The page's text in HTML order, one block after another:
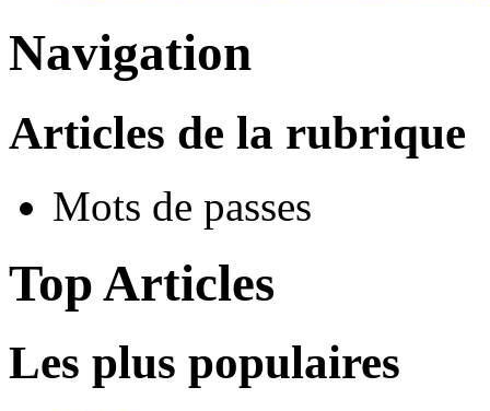
Navigation
Articles de la rubrique
Mots de passes
Top Articles
Les plus populaires